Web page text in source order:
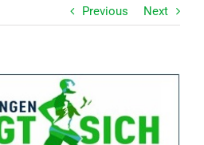
Previous Next